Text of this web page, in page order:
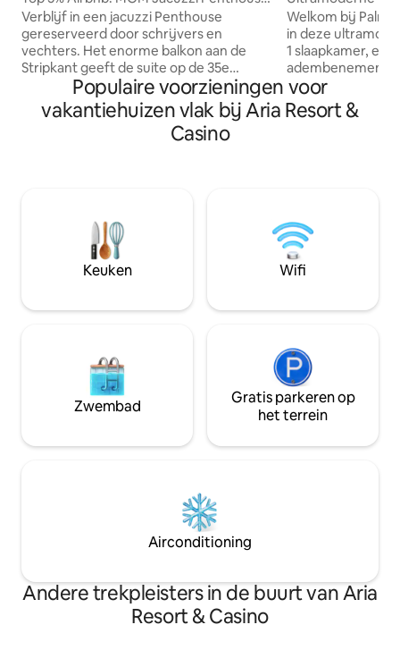
- Geen resorttoeslag
Verblijf in een jacuzzi Penthouse
gereserveerd door schrijvers en
vechters. Het enorme balkon aan de
Stripkant geeft de suite op de 35e
verdieping van The MGM Signature een
panoramisch uitzicht op het nachtleven
van Vegas. Suite #35609 bevindt zich in
toren 1 van de MGM Signature bij MGM
voor mij. Als zodanig wordt het
routinematig gecontroleerd en
onderhouden. Het voldoet aan mijn
hoge normen en voldoet aan die van jou
+ balkon
Welkom bij Palms
in deze
1 slaapkamer,
adembenemend
Vegas Strip.
suite beschikt
gemaakt
het Palms
wandeling naar
en
Populaire voorzieningen voor
vakantiehuizen vlak bij Aria Resort &
Casino
Keuken Wifi
Zwembad
Gratis parkeren op
het terrein
Airconditioning
Andere trekpleisters in de buurt van Aria
Resort & Casino